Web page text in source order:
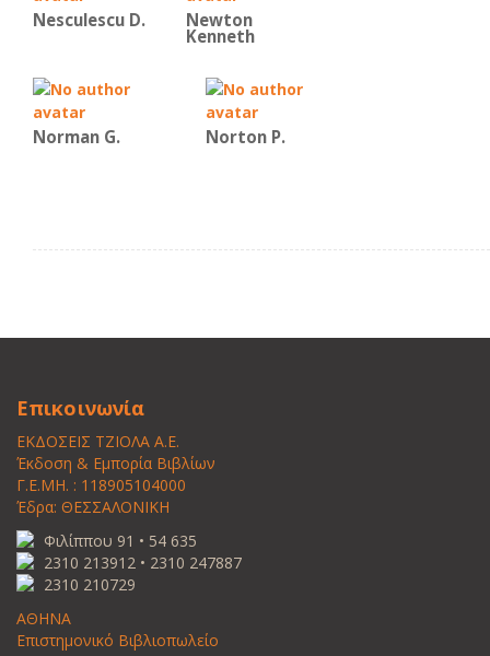
Nesculescu D. Newton
Kenneth
Norman G. Norton P.
Επικοινωνία
ΕΚΔΟΣΕΙΣ ΤΖΙΟΛΑ Α.Ε.
Έκδοση & Εμπορία Βιβλίων
Γ.Ε.ΜΗ. : 118905104000
Έδρα: ΘΕΣΣΑΛΟΝΙΚΗ
Φιλίππου 91 • 54 635
2310 213912 • 2310 247887
2310 210729
ΑΘΗΝΑ
Επιστημονικό Βιβλιοπωλείο